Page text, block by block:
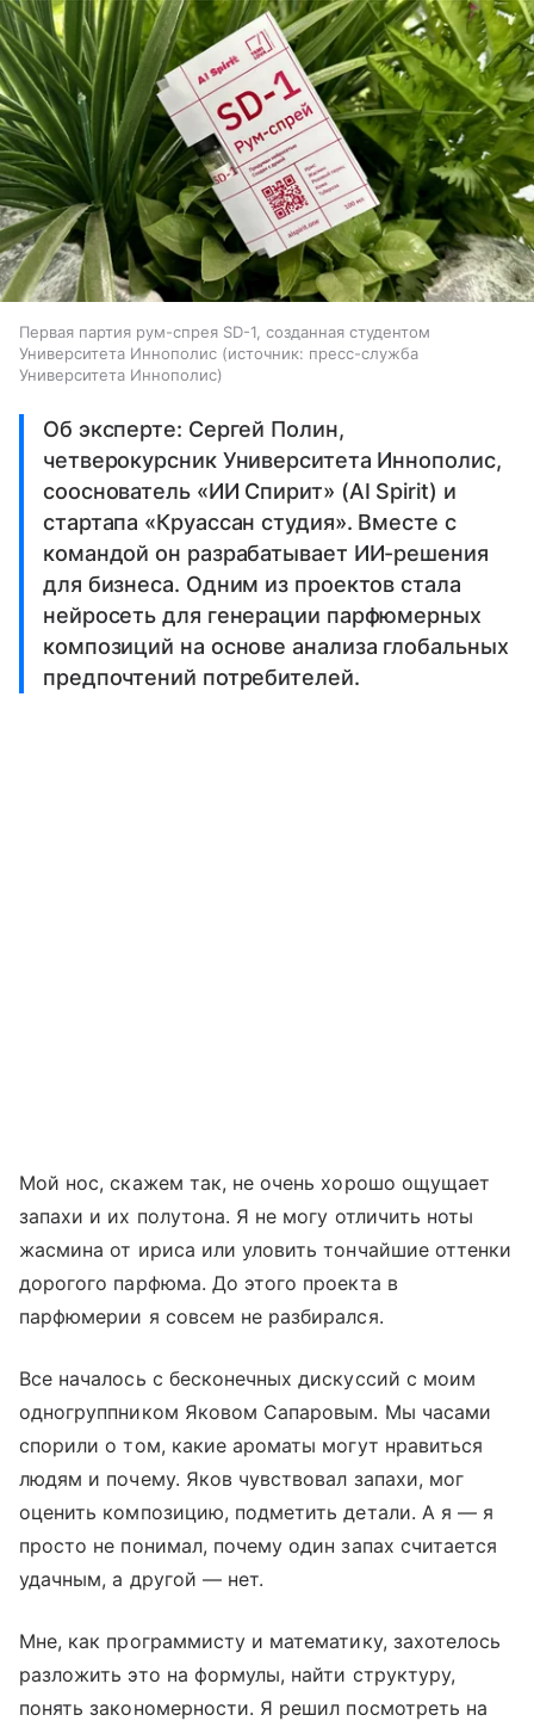
Первая партия рум-спрея SD-1, созданная студентом
Университета Иннополис
источник: пресс-служба
Университета Иннополис
Об эксперте: Сергей Полин,
четверокурсник Университета Иннополис,
сооснователь «ИИ Спирит» (AI Spirit) и
стартапа «Круассан студия». Вместе с
командой он разрабатывает ИИ-решения
для бизнеса. Одним из проектов стала
нейросеть для генерации парфюмерных
композиций на основе анализа глобальных
предпочтений потребителей.
Мой нос, скажем так, не очень хорошо ощущает
запахи и их полутона. Я не могу отличить ноты
жасмина от ириса или уловить тончайшие оттенки
дорогого парфюма. До этого проекта в
парфюмерии я совсем не разбирался.
Все началось с бесконечных дискуссий с моим
одногруппником Яковом Сапаровым. Мы часами
спорили о том, какие ароматы могут нравиться
людям и почему. Яков чувствовал запахи, мог
оценить композицию, подметить детали. А я — я
просто не понимал, почему один запах считается
удачным, а другой — нет.
Мне, как программисту и математику, захотелось
разложить это на формулы, найти структуру,
понять закономерности. Я решил посмотреть на